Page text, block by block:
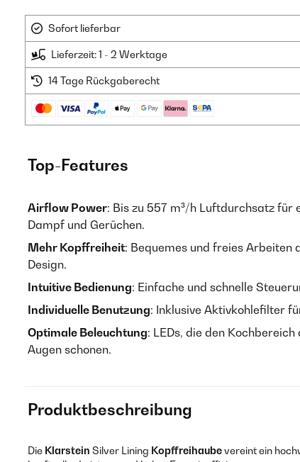
Sofort lieferbar
Lieferzeit: 1 - 2 Werktage
14 Tage Rückgaberecht
Top-Features
Airflow Power: Bis zu 557 m³/h Luftdurchsatz für
Dampf und Gerüchen.
Mehr Kopffreiheit: Bequemes und freies Arbeiten
Design.
Intuitive Bedienung: Einfache und schnelle
Individuelle Benutzung: Inklusive Aktivkohlefilter
Optimale Beleuchtung: LEDs, die den
Augen schonen.
Produktbeschreibung
Die Klarstein Silver Lining Kopffreihaubevereint ein